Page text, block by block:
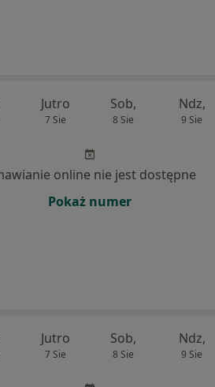
Jutro
7 Sie
Sob,
8 Sie
Ndz,
9 Sie
online nie jest dostępne
Pokaż numer
Jutro
7 Sie
Sob,
8 Sie
Ndz,
9 Sie